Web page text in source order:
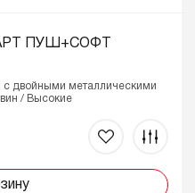
ПУШ+СОФТ
двойными металлическими
/ Высокие